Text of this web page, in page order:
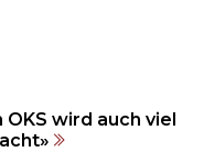
OKS wird auch viel